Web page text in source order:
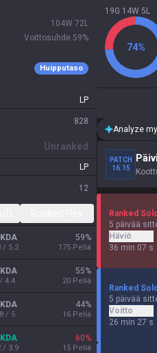
104W 72L
Voittosuhde 59%
Huipputaso
LP
828
Unranked
LP
12
/ 5.2
59%
175 Peliä
4.4
55%
20 Peliä
/ 5
44%
16 Peliä
/ 3.9
60%
15 Peliä
19G 14W 5L
74%
Analyze
PATCH
16.15
Ranked
5 päivää
Häviö
36 min 07 s
Ranked
5 päivää
Voitto
26 min 27 s